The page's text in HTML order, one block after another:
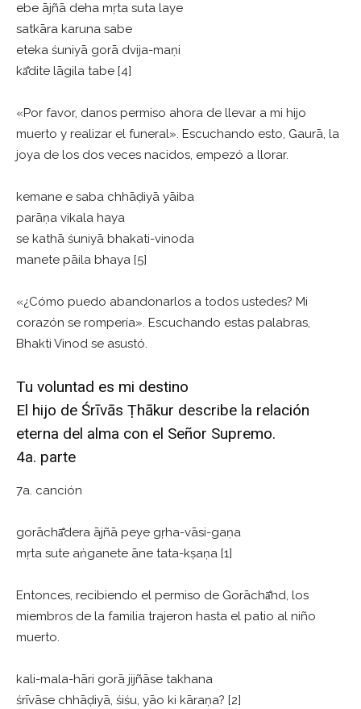
ebe ājñā deha mṛta suta laye
satkāra karuna sabe
eteka śuniyā gorā dvija-maṇi
kā̐dite lāgila tabe [4]
«Por favor, danos permiso ahora de llevar a mi hijo
muerto y realizar el funeral». Escuchando esto, Gaurā, la
joya de los dos veces nacidos, empezó a llorar.
kemane e saba chhāḍiyā yāiba
parāṇa vikala haya
se kathā śuniyā bhakati-vinoda
manete pāila bhaya [5]
«¿Cómo puedo abandonarlos a todos ustedes? Mi
corazón se rompería». Escuchando estas palabras,
Bhakti Vinod se asustó.
Tu voluntad es mi destino
El hijo de Śrīvās Ṭhākur describe la relación
eterna del alma con el Señor Supremo.
4a. parte
7a. canción
gorāchā̐dera ājñā peye gṛha-vāsi-gaṇa
mṛta sute aṅganete āne tata-kṣaṇa [1]
Entonces, recibiendo el permiso de Gorāchā̐nd, los
miembros de la familia trajeron hasta el patio al niño
muerto.
kali-mala-hāri gorā jijñāse takhana
śrīvāse chhāḍiyā, śiśu, yāo ki kāraṇa? [2]